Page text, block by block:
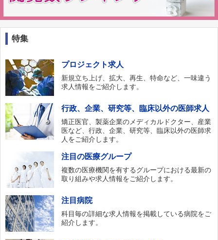
特集
プロジェクト求人
新規立ち上げ、拡大、再生、特命など、一味違う
求人情報をご紹介します。
行政、企業、研究等、臨床以外の医師求人
矯正医官、製薬企業のメディカルドクター、産業
医など、行政、企業、研究等、臨床以外の医師求
人をご紹介します。
注目の医療グループ
複数の医療機関を有するグループにおける最新の
取り組みや求人情報をご紹介します。
注目病院
科目毎の詳細な求人情報を掲載している病院をご
紹介します。